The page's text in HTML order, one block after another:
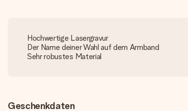
Hochwertige Lasergravur
Der Name deiner Wahl auf dem Armband
Sehr robustes Material
Geschenkdaten